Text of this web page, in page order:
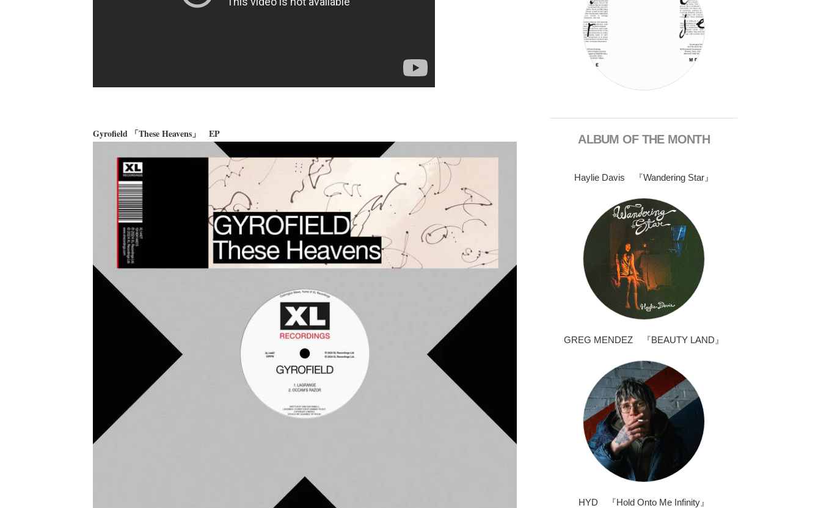
Gyrofield 「These Heavens」 EP ALBUM OF THE MONTH
Haylie Davis 『Wandering Star』
GREG MENDEZ 『BEAUTY LAND』
HYD 『Hold Onto Me Infinity』